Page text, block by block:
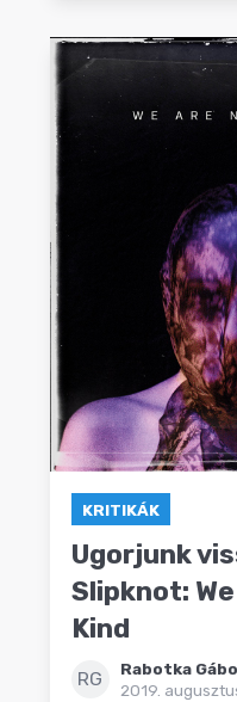
KRITIKÁK
Ugorjunk
Slipknot:
Kind
RG
Rabotka
2019.